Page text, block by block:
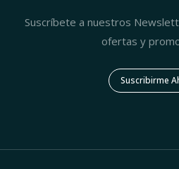
Suscríbete a nuestros
ofertas y
Suscribirme